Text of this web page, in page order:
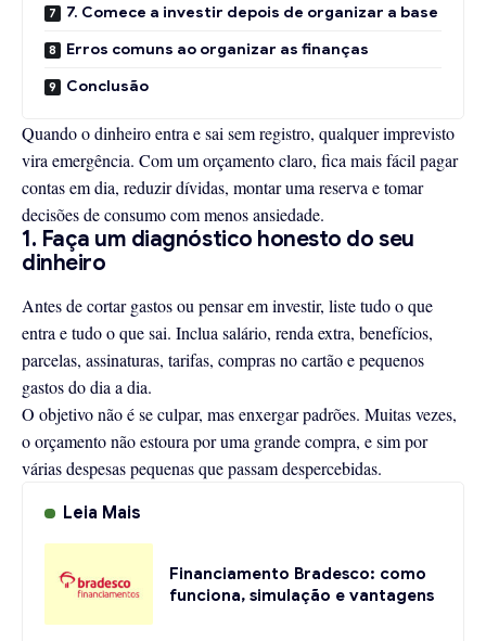
7. Comece a investir depois de organizar a base
Erros comuns ao organizar as finanças
Conclusão
Quando o dinheiro entra e sai sem registro, qualquer imprevisto
vira emergência. Com um orçamento claro, fica mais fácil pagar
contas em dia, reduzir dívidas, montar uma reserva e tomar
decisões de consumo com menos ansiedade.
1. Faça um diagnóstico honesto do seu
dinheiro
Antes de cortar gastos ou pensar em investir, liste tudo o que
entra e tudo o que sai. Inclua salário, renda extra, benefícios,
parcelas, assinaturas, tarifas, compras no cartão e pequenos
gastos do dia a dia.
O objetivo não é se culpar, mas enxergar padrões. Muitas vezes,
o orçamento não estoura por uma grande compra, e sim por
várias despesas pequenas que passam despercebidas.
Leia Mais
Financiamento Bradesco: como
funciona, simulação e vantagens